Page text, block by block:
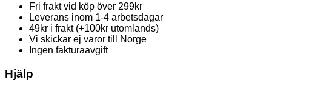
Fri frakt vid köp över 299kr
Leverans inom 1-4 arbetsdagar
49kr i frakt (+100kr utomlands)
Vi skickar ej varor till Norge
Ingen fakturaavgift
Hjälp